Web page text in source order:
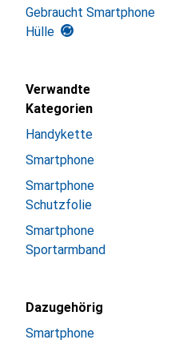
Gebraucht Smartphone
Hülle
Verwandte
Kategorien
Handykette
Smartphone
Smartphone
Schutzfolie
Smartphone
Sportarmband
Dazugehörig
Smartphone